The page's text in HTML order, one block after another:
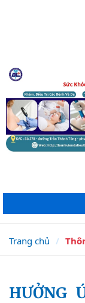
Trang chủ
HƯỞNG ỨNG NGÀY HEN TOÀN